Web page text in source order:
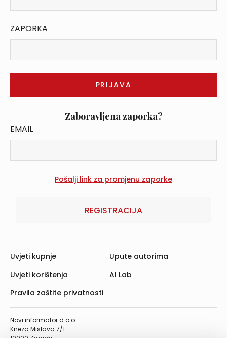
ZAPORKA
Zaboravljena zaporka?
EMAIL
REGISTRACIJA
Novi informator d.o.o.
Kneza Mislava 7/1
Uvjeti kupnje
Uvjeti korištenja
Pravila zaštite privatnosti
Upute autorima
AI Lab